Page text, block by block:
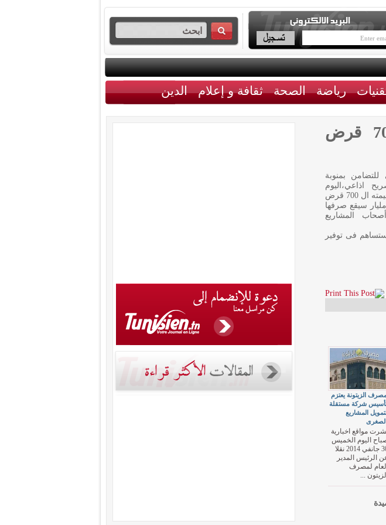
رياضة الصحة ثقافة و إعلام الدين
فرع بنك التضامن بمنوبة يعتزم منح 700 قرض
بمنوبة
اذاعي،اليوم
الخميس،ان البنك يعتزم منح بما قيمته ال 700 قرض
بقيمة جملية تترواح بين 10 و12 مليار سيقع صرفها
المشاريع
فى توفير
الزيتونة يعتزم
شركة مستقلة
المشاريع
الصغرى
مواقع اخبارية
اليوم الخميس
30 جانفي 2014 نقلا
الرئيس المدير
العام لمصرف
الزيتون ...